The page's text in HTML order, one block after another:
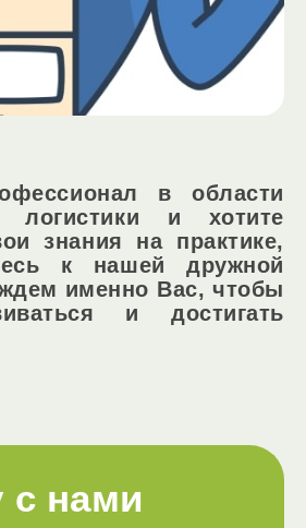
в области
логистики и хотите
знания на практике,
к нашей дружной
именно Вас, чтобы
и достигать
с нами